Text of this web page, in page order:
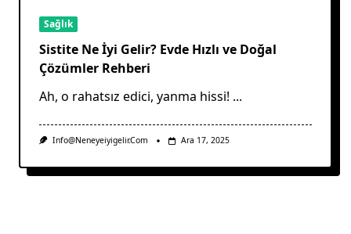
Sağlık
Sistite Ne İyi Gelir? Evde Hızlı ve Doğal
Çözümler Rehberi
Ah, o rahatsız edici, yanma hissi! ...
Info@neneyeiyigelir.com Ara 17, 2025